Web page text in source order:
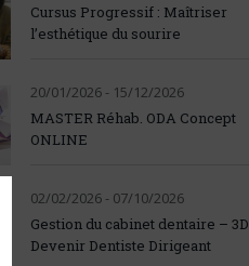
Cursus Progressif : Maîtriser
l’esthétique du sourire
20/01/2026 - 15/12/2026
MASTER Réhab. ODA Concept
ONLINE
02/02/2026 - 07/10/2026
Gestion du cabinet dentaire – 3D
Devenir Dentiste Dirigeant